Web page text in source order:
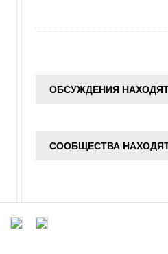
ОБСУЖДЕНИЯ
СООБЩЕСТВА